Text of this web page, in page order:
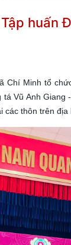
huấn
Chí Minh tổ
Vũ Anh
thôn trên địa